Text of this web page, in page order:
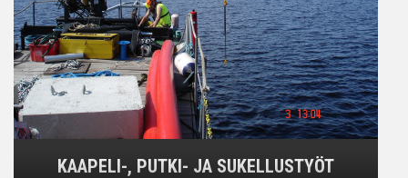
KAAPELI-, PUTKI- JA SUKELLUSTYÖT